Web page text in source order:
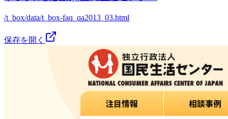
/t_box/data/t_box-faq_qa2013_03.html
保存を開く